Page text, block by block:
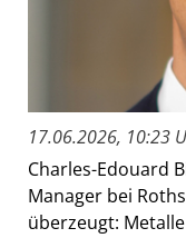
17.06.2026, 10:23
Charles-Edouard
Manager bei
überzeugt: